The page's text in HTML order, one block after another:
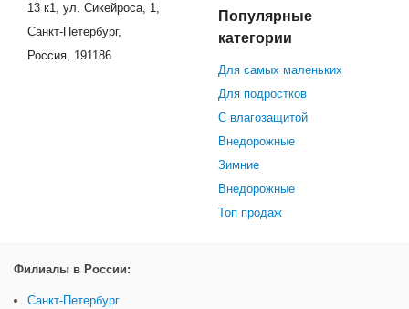
13 к1, ул. Сикейроса, 1,
Санкт-Петербург,
Россия, 191186
Популярные
категории
Для самых маленьких
Для подростков
С влагозащитой
Внедорожные
Зимние
Внедорожные
Топ продаж
Филиалы в России:
Санкт-Петербург